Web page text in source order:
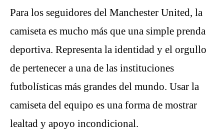
Para los seguidores del Manchester United, la
camiseta es mucho más que una simple prenda
deportiva. Representa la identidad y el orgullo
de pertenecer a una de las instituciones
futbolísticas más grandes del mundo. Usar la
camiseta del equipo es una forma de mostrar
lealtad y apoyo incondicional.